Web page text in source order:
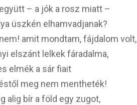
– a jók a rosz miatt –
üszkén elhamvadjanak?
amit mondtam, fájdalom volt,
elszánt lelkek fáradalma,
elmék a sár fiait
meg nem mentheték!
alig bír a föld egy zugot,